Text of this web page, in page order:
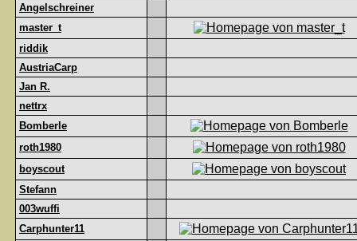
Angelschreiner
master_t
riddik
AustriaCarp
Jan R.
nettrx
Bomberle
roth1980
boyscout
Stefann
003wuffi
Carphunter11